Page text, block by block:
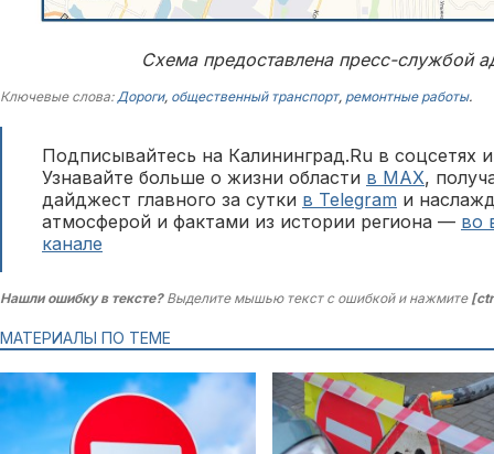
Схема предоставлена пресс-службой
Ключевые слова:Дороги, общественный транспорт, ремонтные работы.
Подписывайтесь на Калининград.Ru в соцсетях
Узнавайте больше о жизни области в MAX,
дайджест главного за сутки в Telegram и
атмосферой и фактами из истории региона — во
канале
Нашли ошибку в тексте?Выделите мышью текст с ошибкой и нажмите
МАТЕРИАЛЫ ПО ТЕМЕ